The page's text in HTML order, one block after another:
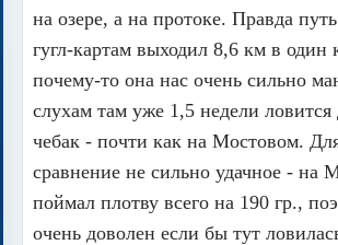
на озере, а на протоке. Правда
гугл-картам выходил 8,6 км в один
почему-то она нас очень сильно
слухам там уже 1,5 недели
чебак - почти как на Мостовом.
сравнение не сильно удачное - на
поймал плотву всего на 190 гр.,
очень доволен если бы тут